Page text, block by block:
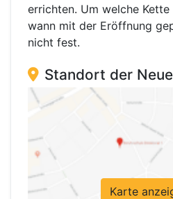
errichten. Um welche
wann mit der Eröffnung
nicht fest.
Standort der
Karte